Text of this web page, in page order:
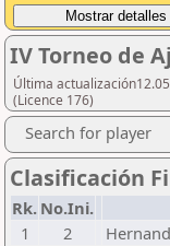
IV Torneo de
Última
(Licence 176)
Search for player
Clasificación
Rk. No.Ini.
1
2